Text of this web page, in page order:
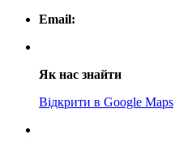
Email:
Як нас знайти
Відкрити в Google Maps